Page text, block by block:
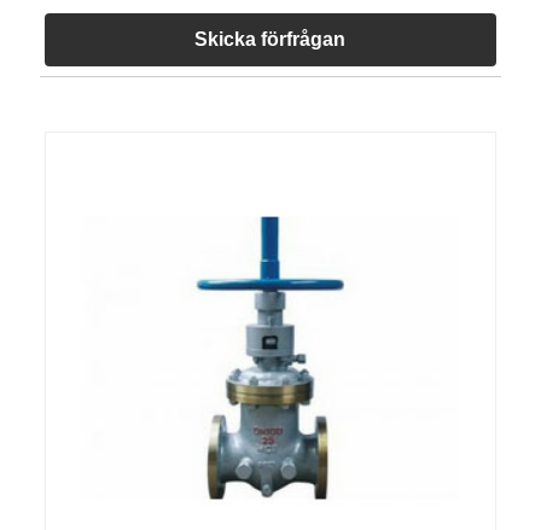
Skicka förfrågan